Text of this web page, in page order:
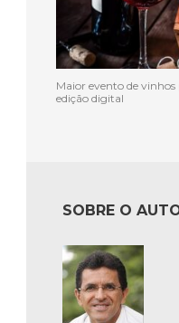
Maior evento de
edição digital
SOBRE O